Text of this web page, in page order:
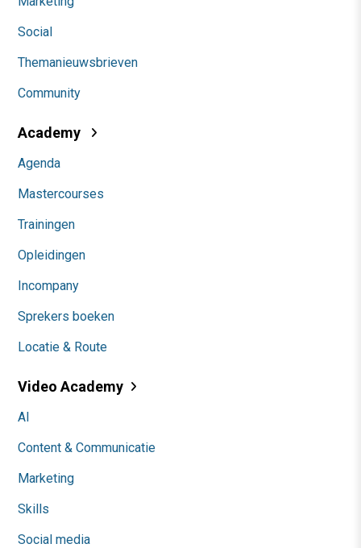
Social
Themanieuwsbrieven
Community
Academy
Agenda
Mastercourses
Trainingen
Opleidingen
Incompany
Sprekers boeken
Locatie & Route
Video Academy
AI
Content & Communicatie
Marketing
Skills
Social media